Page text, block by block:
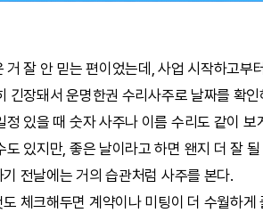
거 잘 안 믿는 편이었는데, 사업 시작하고부
긴장돼서운명한권 수리사주로 날짜를 확
정 있을 때 숫자 사주나 이름 수리도 같이 보
도 있지만, 좋은 날이라고 하면 왠지 더 잘
전날에는 거의 습관처럼 사주를 본다.
체크해두면 계약이나 미팅이 더 수월하게